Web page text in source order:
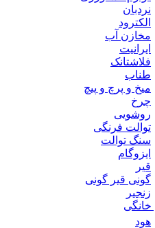
نردبان
الکترود
مخازن آب
ایرانیت
فلاشتانک
طناب
میخ و پرچ و پیچ
چرخ
روشویی
توالت فرنگی
سنگ توالت
ایزوگام
قیر
گونی قیر گونی
زنجیر
خانگی
هود